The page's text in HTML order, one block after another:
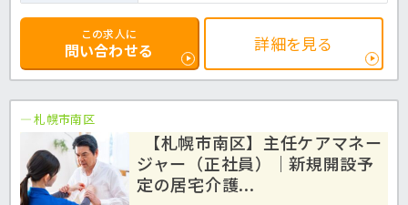
この求人に
問い合わせる 詳細を見る
札幌市南区
【札幌市南区】主任ケアマネー
ジャー（正社員）｜新規開設予
定の居宅介護...